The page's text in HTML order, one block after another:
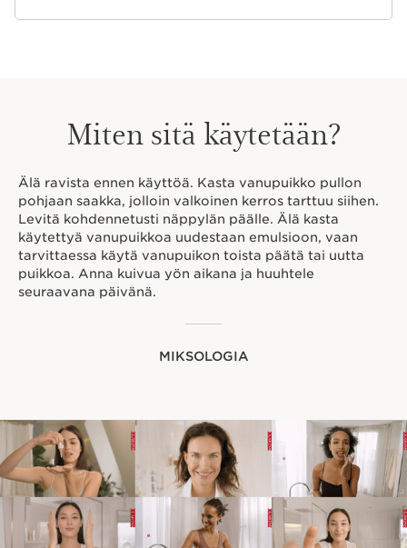
Miten sitä käytetään?
Älä ravista ennen käyttöä. Kasta vanupuikko pullon
pohjaan saakka, jolloin valkoinen kerros tarttuu siihen.
Levitä kohdennetusti näppylän päälle. Älä kasta
käytettyä vanupuikkoa uudestaan emulsioon, vaan
tarvittaessa käytä vanupuikon toista päätä tai uutta
puikkoa. Anna kuivua yön aikana ja huuhtele
seuraavana päivänä.
MIKSOLOGIA